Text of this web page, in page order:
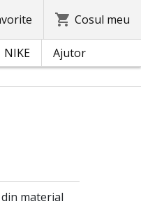
Cosul meu
NIKE Ajutor
material